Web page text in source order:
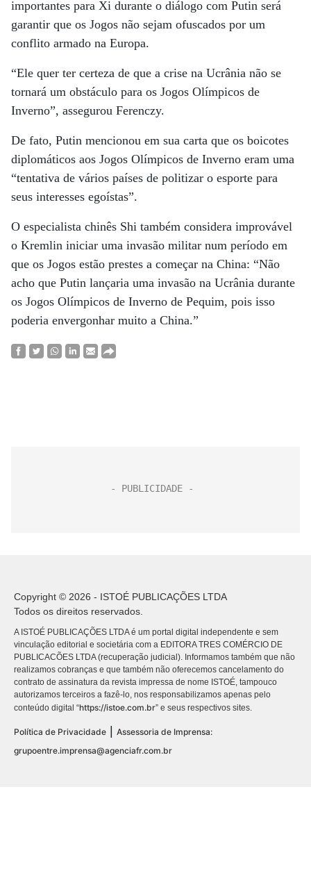
importantes para Xi durante o diálogo com Putin será
garantir que os Jogos não sejam ofuscados por um
conflito armado na Europa.
“Ele quer ter certeza de que a crise na Ucrânia não se
tornará um obstáculo para os Jogos Olímpicos de
Inverno”, assegurou Ferenczy.
De fato, Putin mencionou em sua carta que os boicotes
diplomáticos aos Jogos Olímpicos de Inverno eram uma
“tentativa de vários países de politizar o esporte para
seus interesses egoístas”.
O especialista chinês Shi também considera improvável
o Kremlin iniciar uma invasão militar num período em
que os Jogos estão prestes a começar na China: “Não
acho que Putin lançaria uma invasão na Ucrânia durante
os Jogos Olímpicos de Inverno de Pequim, pois isso
poderia envergonhar muito a China.”
Copyright © 2026 - ISTOÉ PUBLICAÇÕES LTDA
Todos os direitos reservados.
A ISTOÉ PUBLICAÇÕES LTDA é um portal digital independente e sem
vinculação editorial e societária com a EDITORA TRES COMÉRCIO DE
PUBLICACÕES LTDA (recuperação judicial). Informamos também que não
realizamos cobranças e que também não oferecemos cancelamento do
contrato de assinatura da revista impressa de nome ISTOÉ, tampouco
autorizamos terceiros a fazê-lo, nos responsabilizamos apenas pelo
conteúdo digital “https://istoe.com.br” e seus respectivos sites.
Política de Privacidade
Assessoria de Imprensa:
grupoentre.imprensa@agenciafr.com.br